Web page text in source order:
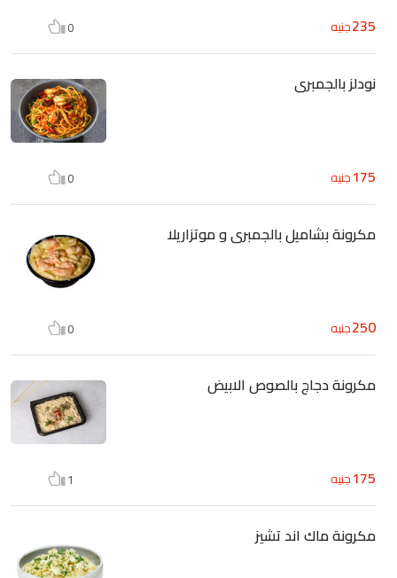
235جنيه 0
نودلز بالجمبرى
175جنيه 0
مكرونة بشاميل بالجمبرى و موتزاريلا
250جنيه 0
مكرونة دجاج بالصوص الابيض
175جنيه 1
مكرونة ماك اند تشيز